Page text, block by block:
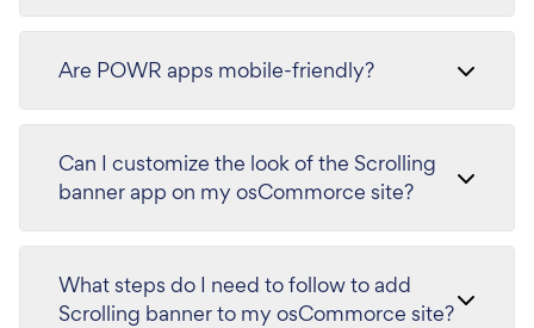
Are POWR apps mobile-friendly?
Can I customize the look of the Scrolling
banner app on my osCommorce site?
What steps do I need to follow to add
Scrolling banner to my osCommorce site?